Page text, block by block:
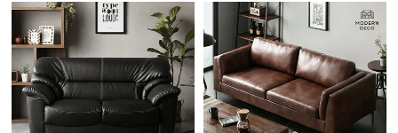
客
サ
ー